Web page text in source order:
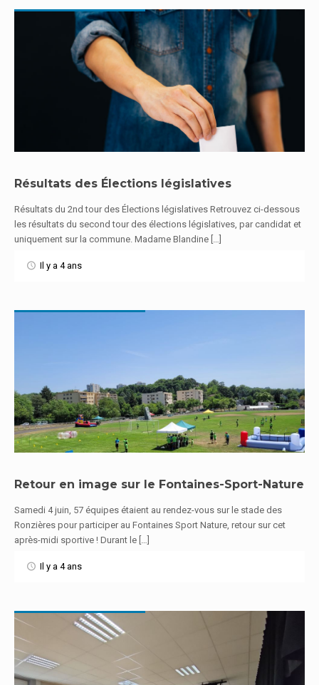
En savoir plus
Résultats des Élections législatives
Résultats du 2nd tour des Élections législatives Retrouvez ci-dessous
les résultats du second tour des élections législatives, par candidat et
uniquement sur la commune. Madame Blandine […]
Il y a 4 ans
En savoir plus
Retour en image sur le Fontaines-Sport-Nature
Samedi 4 juin, 57 équipes étaient au rendez-vous sur le stade des
Ronzières pour participer au Fontaines Sport Nature, retour sur cet
après-midi sportive ! Durant le […]
Il y a 4 ans